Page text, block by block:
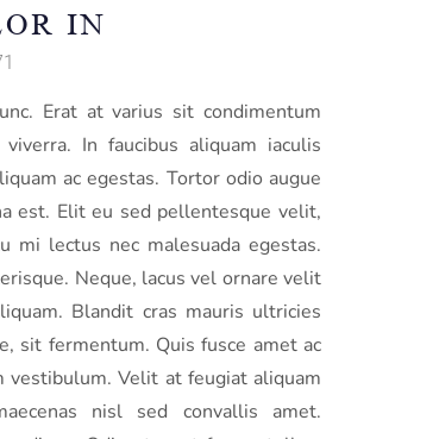
IN
Erat at varius sit condimentum
In faucibus aliquam iaculis
ac egestas. Tortor odio augue
est. Elit eu sed pellentesque velit,
mi lectus nec malesuada egestas.
Neque, lacus vel ornare velit
Blandit cras mauris ultricies
sit fermentum. Quis fusce amet ac
vestibulum. Velit at feugiat aliquam
nisl sed convallis amet.